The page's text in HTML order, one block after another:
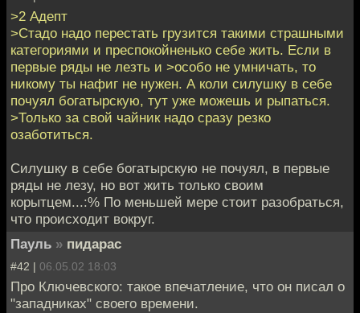
>2 Адепт
>Стадо надо перестать грузится такими страшными
категориями и преспокойненько себе жить. Если в
первые ряды не лезть и >особо не умничать, то
никому ты нафиг не нужен. А коли силушку в себе
почуял богатырскую, тут уже можешь и рыпаться.
>Только за свой чайник надо сразу резко
озаботиться.
Силушку в себе богатырскую не почуял, в первые
ряды не лезу, но вот жить только своим
корытцем...:% По меньшей мере стоит разобраться,
что происходит вокруг.
Пауль » пидарас
#42 | 06.05.02 18:03
Про Ключевского: такое впечатление, что он писал о
"западниках" своего времени.